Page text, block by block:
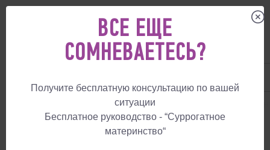
СУРРОГАТНОЕ МАТЕРИНСТВО БЛОГ
КАКОВО ЭТО – КОГДА У РЕБЕНКА 2
ВСЕ ЕЩЕ
СОМНЕВАЕТЕСЬ?
Получите бесплатную консультацию по вашей
ситуации
Бесплатное руководство - “Суррогатное
материнство“